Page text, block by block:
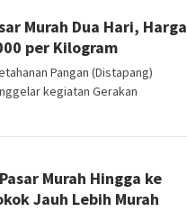
Murah Dua Hari, Harga
per Kilogram
Pangan (Distapang)
kegiatan Gerakan
Murah Hingga ke
Jauh Lebih Murah